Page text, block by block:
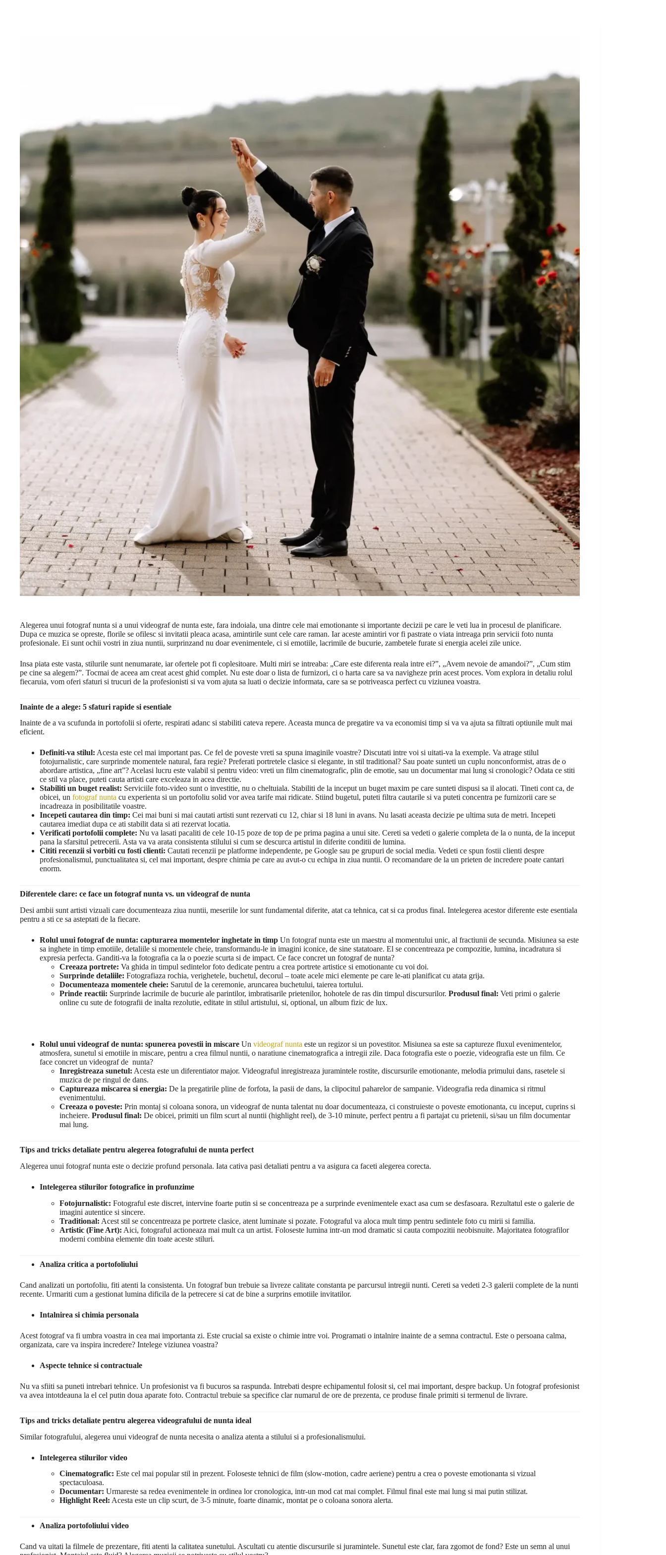
Alegerea unui fotograf nunta si a unui videograf de nunta este, fara indoiala, una dintre cele mai emotionante si importante decizii pe care le veti lua in procesul de planificare.
Dupa ce muzica se opreste, florile se ofilesc si invitatii pleaca acasa, amintirile sunt cele care raman. Iar aceste amintiri vor fi pastrate o viata intreaga prin servicii foto nunta
profesionale. Ei sunt ochii vostri in ziua nuntii, surprinzand nu doar evenimentele, ci si emotiile, lacrimile de bucurie, zambetele furate si energia acelei zile unice.
Insa piata este vasta, stilurile sunt nenumarate, iar ofertele pot fi coplesitoare. Multi miri se intreaba: „Care este diferenta reala intre ei?”, „Avem nevoie de amandoi?”, „Cum stim
pe cine sa alegem?”. Tocmai de aceea am creat acest ghid complet. Nu este doar o lista de furnizori, ci o harta care sa va navigheze prin acest proces. Vom explora in detaliu rolul
fiecaruia, vom oferi sfaturi si trucuri de la profesionisti si va vom ajuta sa luati o decizie informata, care sa se potriveasca perfect cu viziunea voastra.
Inainte de a alege: 5 sfaturi rapide si esentiale
Inainte de a va scufunda in portofolii si oferte, respirati adanc si stabiliti cateva repere. Aceasta munca de pregatire va va economisi timp si va va ajuta sa filtrati optiunile mult mai
eficient.
Definiti-va stilul: Acesta este cel mai important pas. Ce fel de poveste vreti sa spuna imaginile voastre? Discutati intre voi si uitati-va la exemple. Va atrage stilul
fotojurnalistic, care surprinde momentele natural, fara regie? Preferati portretele clasice si elegante, in stil traditional? Sau poate sunteti un cuplu nonconformist, atras de o
abordare artistica, „fine art”? Acelasi lucru este valabil si pentru video: vreti un film cinematografic, plin de emotie, sau un documentar mai lung si cronologic? Odata ce stiti
ce stil va place, puteti cauta artisti care exceleaza in acea directie.
Stabiliti un buget realist: Serviciile foto-video sunt o investitie, nu o cheltuiala. Stabiliti de la inceput un buget maxim pe care sunteti dispusi sa il alocati. Tineti cont ca, de
obicei, un fotograf nunta cu experienta si un portofoliu solid vor avea tarife mai ridicate. Stiind bugetul, puteti filtra cautarile si va puteti concentra pe furnizorii care se
incadreaza in posibilitatile voastre.
Incepeti cautarea din timp: Cei mai buni si mai cautati artisti sunt rezervati cu 12, chiar si 18 luni in avans. Nu lasati aceasta decizie pe ultima suta de metri. Incepeti
cautarea imediat dupa ce ati stabilit data si ati rezervat locatia.
Verificati portofolii complete: Nu va lasati pacaliti de cele 10-15 poze de top de pe prima pagina a unui site. Cereti sa vedeti o galerie completa de la o nunta, de la inceput
pana la sfarsitul petrecerii. Asta va va arata consistenta stilului si cum se descurca artistul in diferite conditii de lumina.
Cititi recenzii si vorbiti cu fosti clienti: Cautati recenzii pe platforme independente, pe Google sau pe grupuri de social media. Vedeti ce spun fostii clienti despre
profesionalismul, punctualitatea si, cel mai important, despre chimia pe care au avut-o cu echipa in ziua nuntii. O recomandare de la un prieten de incredere poate cantari
enorm.
Diferentele clare: ce face un fotograf nunta vs. un videograf de nunta
Desi ambii sunt artisti vizuali care documenteaza ziua nuntii, meseriile lor sunt fundamental diferite, atat ca tehnica, cat si ca produs final. Intelegerea acestor diferente este esentiala
pentru a sti ce sa asteptati de la fiecare.
Rolul unui fotograf de nunta: capturarea momentelor inghetate in timp Un fotograf nunta este un maestru al momentului unic, al fractiunii de secunda. Misiunea sa este
sa inghete in timp emotiile, detaliile si momentele cheie, transformandu-le in imagini iconice, de sine statatoare. El se concentreaza pe compozitie, lumina, incadratura si
expresia perfecta. Ganditi-va la fotografia ca la o poezie scurta si de impact. Ce face concret un fotograf de nunta?
Creeaza portrete: Va ghida in timpul sedintelor foto dedicate pentru a crea portrete artistice si emotionante cu voi doi.
Surprinde detaliile: Fotografiaza rochia, verighetele, buchetul, decorul – toate acele mici elemente pe care le-ati planificat cu atata grija.
Documenteaza momentele cheie: Sarutul de la ceremonie, aruncarea buchetului, taierea tortului.
Prinde reactii: Surprinde lacrimile de bucurie ale parintilor, imbratisarile prietenilor, hohotele de ras din timpul discursurilor. Produsul final: Veti primi o galerie
online cu sute de fotografii de inalta rezolutie, editate in stilul artistului, si, optional, un album fizic de lux.
Rolul unui videograf de nunta: spunerea povestii in miscare Un videograf nunta este un regizor si un povestitor. Misiunea sa este sa captureze fluxul evenimentelor,
atmosfera, sunetul si emotiile in miscare, pentru a crea filmul nuntii, o naratiune cinematografica a intregii zile. Daca fotografia este o poezie, videografia este un film. Ce
face concret un videograf de nunta?
Inregistreaza sunetul: Acesta este un diferentiator major. Videograful inregistreaza juramintele rostite, discursurile emotionante, melodia primului dans, rasetele si
muzica de pe ringul de dans.
Captureaza miscarea si energia: De la pregatirile pline de forfota, la pasii de dans, la clipocitul paharelor de sampanie. Videografia reda dinamica si ritmul
evenimentului.
Creeaza o poveste: Prin montaj si coloana sonora, un videograf de nunta talentat nu doar documenteaza, ci construieste o poveste emotionanta, cu inceput, cuprins si
incheiere. Produsul final: De obicei, primiti un film scurt al nuntii (highlight reel), de 3-10 minute, perfect pentru a fi partajat cu prietenii, si/sau un film documentar
mai lung.
Tips and tricks detaliate pentru alegerea fotografului de nunta perfect
Alegerea unui fotograf nunta este o decizie profund personala. Iata cativa pasi detaliati pentru a va asigura ca faceti alegerea corecta.
Intelegerea stilurilor fotografice in profunzime
Fotojurnalistic: Fotograful este discret, intervine foarte putin si se concentreaza pe a surprinde evenimentele exact asa cum se desfasoara. Rezultatul este o galerie de
imagini autentice si sincere.
Traditional: Acest stil se concentreaza pe portrete clasice, atent luminate si pozate. Fotograful va aloca mult timp pentru sedintele foto cu mirii si familia.
Artistic (Fine Art): Aici, fotograful actioneaza mai mult ca un artist. Foloseste lumina intr-un mod dramatic si cauta compozitii neobisnuite. Majoritatea fotografilor
moderni combina elemente din toate aceste stiluri.
Analiza critica a portofoliului
Cand analizati un portofoliu, fiti atenti la consistenta. Un fotograf bun trebuie sa livreze calitate constanta pe parcursul intregii nunti. Cereti sa vedeti 2-3 galerii complete de la nunti
recente. Urmariti cum a gestionat lumina dificila de la petrecere si cat de bine a surprins emotiile invitatilor.
Intalnirea si chimia personala
Acest fotograf va fi umbra voastra in cea mai importanta zi. Este crucial sa existe o chimie intre voi. Programati o intalnire inainte de a semna contractul. Este o persoana calma,
organizata, care va inspira incredere? Intelege viziunea voastra?
Aspecte tehnice si contractuale
Nu va sfiiti sa puneti intrebari tehnice. Un profesionist va fi bucuros sa raspunda. Intrebati despre echipamentul folosit si, cel mai important, despre backup. Un fotograf profesionist
va avea intotdeauna la el cel putin doua aparate foto. Contractul trebuie sa specifice clar numarul de ore de prezenta, ce produse finale primiti si termenul de livrare.
Tips and tricks detaliate pentru alegerea videografului de nunta ideal
Similar fotografului, alegerea unui videograf de nunta necesita o analiza atenta a stilului si a profesionalismului.
Intelegerea stilurilor video
Cinematografic: Este cel mai popular stil in prezent. Foloseste tehnici de film (slow-motion, cadre aeriene) pentru a crea o poveste emotionanta si vizual
spectaculoasa.
Documentar: Urmareste sa redea evenimentele in ordinea lor cronologica, intr-un mod cat mai complet. Filmul final este mai lung si mai putin stilizat.
Highlight Reel: Acesta este un clip scurt, de 3-5 minute, foarte dinamic, montat pe o coloana sonora alerta.
Analiza portofoliului video
Cand va uitati la filmele de prezentare, fiti atenti la calitatea sunetului. Ascultati cu atentie discursurile si juramintele. Sunetul este clar, fara zgomot de fond? Este un semn al unui